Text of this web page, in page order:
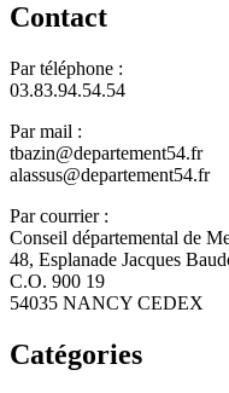
Contact
Par téléphone :
03.83.94.54.54
Par mail :
tbazin@departement54.fr
alassus@departement54.fr
Par courrier :
Conseil départemental de
48, Esplanade Jacques
C.O. 900 19
54035 NANCY CEDEX
Catégories